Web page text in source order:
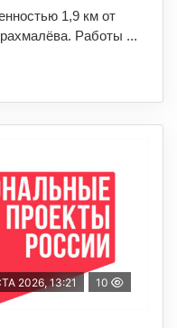
1,9 км от
Работы ...
2026, 13:21 10